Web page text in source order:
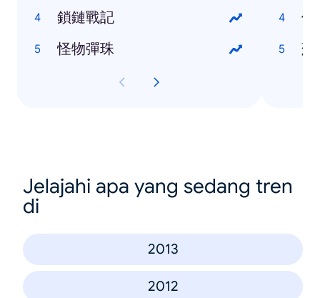
鎖鏈戰記
怪物彈珠
伊
蘇
Jelajahi apa yang sedang tren
di
2013
2012